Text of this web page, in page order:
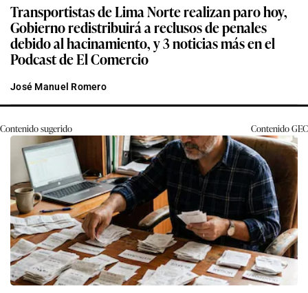
Transportistas de Lima Norte realizan paro hoy,
Gobierno redistribuirá a reclusos de penales
debido al hacinamiento, y 3 noticias más en el
Podcast de El Comercio
José Manuel Romero
Contenido sugerido ContenidoGEC